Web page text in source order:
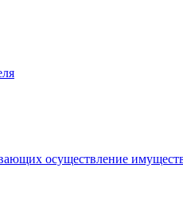
осуществление